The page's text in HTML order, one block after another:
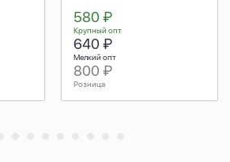
580 ₽
Крупный опт
640 ₽
Мелкий опт
800 ₽
Розница